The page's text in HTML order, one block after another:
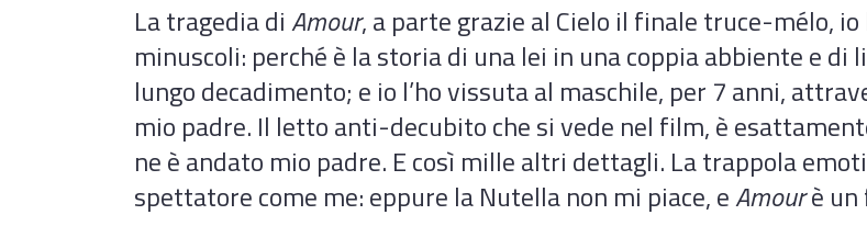
La tragedia diAmour, a parte grazie al Cielo il finale truce-mélo,
minuscoli: perché è la storia di una lei in una coppia abbiente e
lungo decadimento; e io l’ho vissuta al maschile, per 7 anni,
mio padre. Il letto anti-decubito che si vede nel film, è
ne è andato mio padre. E così mille altri dettagli. La trappola
spettatore come me: eppure la Nutella non mi piace, eAmourè un